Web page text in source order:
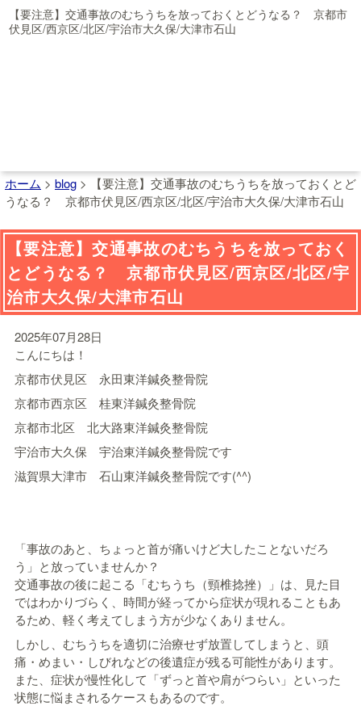
【要注意】交通事故のむちうちを放っておくとどうなる？ 京都市
伏見区/西京区/北区/宇治市大久保/大津市石山
ホーム > blog >
【要注意】交通事故のむちうちを放っておくとど
うなる？ 京都市伏見区/西京区/北区/宇治市大久保/大津市石山
【要注意】交通事故のむちうちを放っておく
とどうなる？ 京都市伏見区/西京区/北区/宇
治市大久保/大津市石山
2025年07月28日
こんにちは！
京都市伏見区 永田東洋鍼灸整骨院
京都市西京区 桂東洋鍼灸整骨院
京都市北区 北大路東洋鍼灸整骨院
宇治市大久保 宇治東洋鍼灸整骨院です
滋賀県大津市 石山東洋鍼灸整骨院です(^^)
「事故のあと、ちょっと首が痛いけど大したことないだろ
う」と放っていませんか？
交通事故の後に起こる「むちうち（頸椎捻挫）」は、見た目
ではわかりづらく、時間が経ってから症状が現れることもあ
るため、軽く考えてしまう方が少なくありません。
しかし、むちうちを適切に治療せず放置してしまうと、頭
痛・めまい・しびれなどの後遺症が残る可能性があります。
また、症状が慢性化して「ずっと首や肩がつらい」といった
状態に悩まされるケースもあるのです。